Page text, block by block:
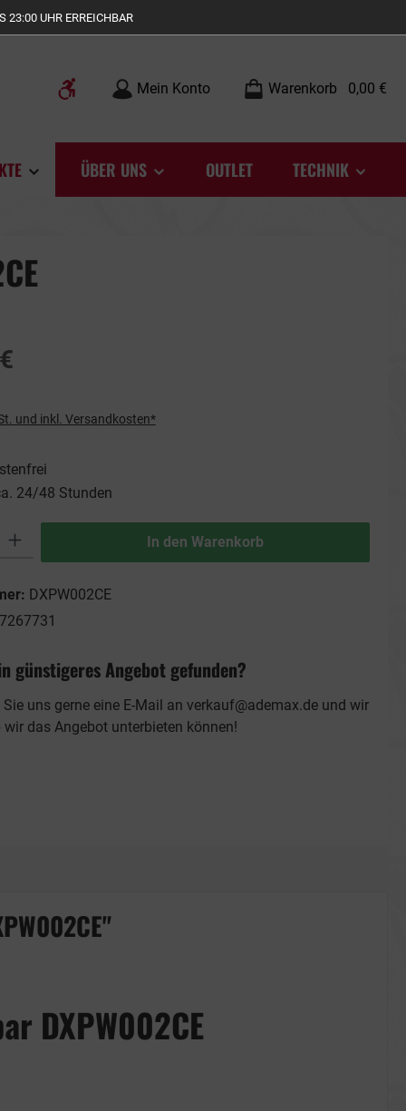
23:00 UHR ERREICHBAR
Werkzeugleiste anzeigen
Mein Konto Warenkorb 0,00 €
ÜBER UNS OUTLET TECHNIK
und inkl. Versandkosten*
24/48 Stunden
In den Warenkorb
DXPW002CE
günstigeres Angebot gefunden?
uns gerne eine E-Mail an verkauf@ademax.deund wir
wir das Angebot unterbieten können!
DXPW002CE